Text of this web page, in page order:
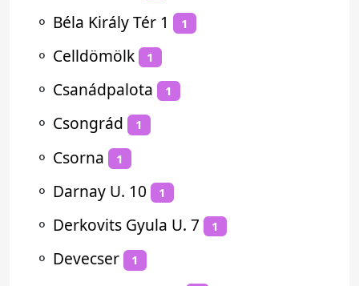
⚬ Béla Király Tér 1 1
⚬ Celldömölk 1
⚬ Csanádpalota 1
⚬ Csongrád 1
⚬ Csorna 1
⚬ Darnay U. 10 1
⚬ Derkovits Gyula U. 7 1
⚬ Devecser 1